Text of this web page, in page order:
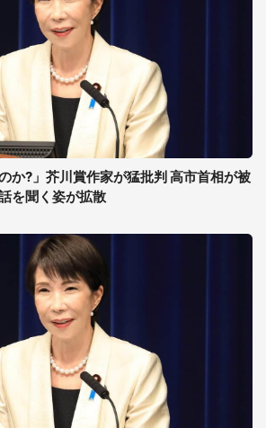
か?」芥川賞作家が猛批判 高市首相が被
を聞く姿が拡散